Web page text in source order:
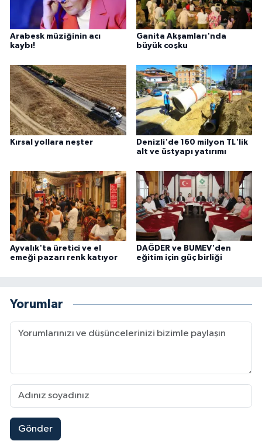
Arabesk müziğinin acı
kaybı!
Ganita Akşamları'nda
büyük coşku
Kırsal yollara neşter
Denizli'de 160 milyon TL'lik
alt ve üstyapı yatırımı
Ayvalık'ta üretici ve el
emeği pazarı renk katıyor
DAĞDER ve BUMEV'den
eğitim için güç birliği
Yorumlar
Gönder